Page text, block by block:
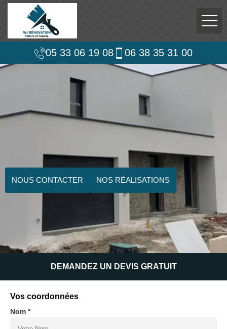
05 33 06 19 08 06 38 35 31 00
NOUS CONTACTER NOS RÉALISATIONS
DEMANDEZ UN DEVIS GRATUIT
Vos coordonnées
Nom *